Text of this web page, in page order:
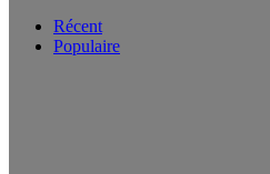
Récent
Populaire